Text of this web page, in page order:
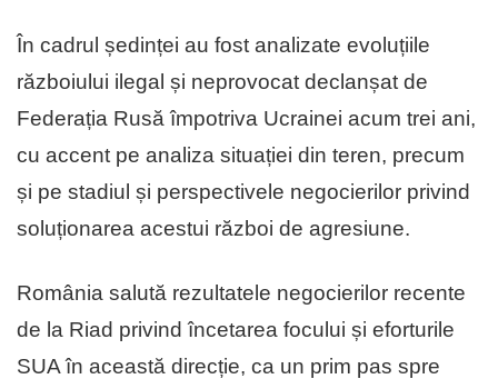
În cadrul ședinței au fost analizate evoluțiile
războiului ilegal și neprovocat declanșat de
Federația Rusă împotriva Ucrainei acum trei ani,
cu accent pe analiza situației din teren, precum
și pe stadiul și perspectivele negocierilor privind
soluționarea acestui război de agresiune.
România salută rezultatele negocierilor recente
de la Riad privind încetarea focului și eforturile
SUA în această direcție, ca un prim pas spre